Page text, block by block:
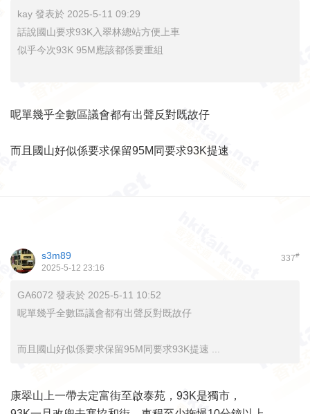
kay 發表於 2025-5-11 09:29
話說國山要求93K入翠林總站方便上車
似乎今次93K 95M應該都係要重組
呢單幾乎全數區議會都有出聲反對既故仔
而且國山好似係要求保留95M同要求93K提速
337#
s3m89
2025-5-12 23:16
GA6072 發表於 2025-5-11 10:52
呢單幾乎全數區議會都有出聲反對既故仔
而且國山好似係要求保留95M同要求93K提速 ...
康翠山上一帶去定富街至啟泰苑，93K是獨市，